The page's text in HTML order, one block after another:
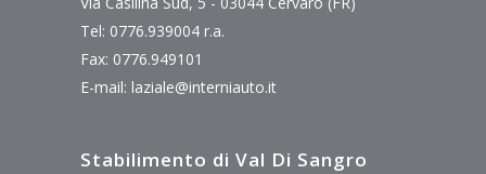
Tel: 0776.939004 r.a.
Fax: 0776.949101
E-mail: laziale@interniauto.it
Stabilimento di Val Di Sangro